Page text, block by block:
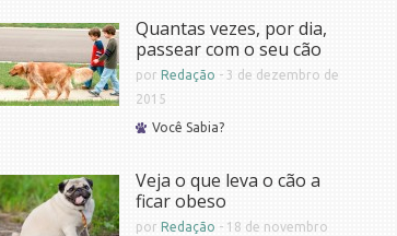
Quantas vezes, por dia,
passear com o seu cão
porRedação - 3 de dezembro de
2015
Você Sabia?
Veja o que leva o cão a
ficar obeso
porRedação - 18 de novembro